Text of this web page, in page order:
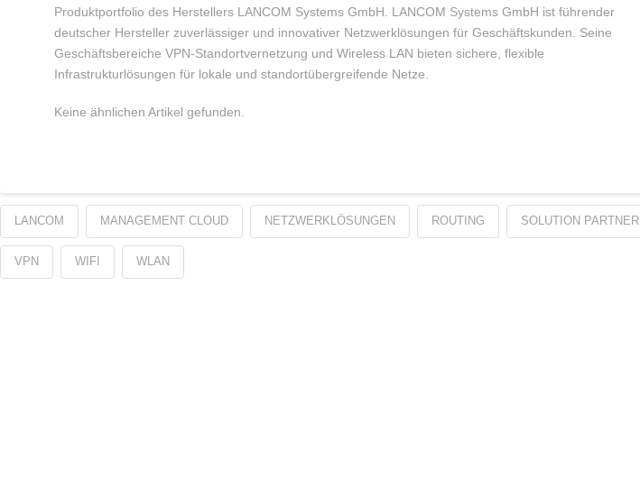
Produktportfolio des Herstellers LANCOM Systems GmbH. LANCOM Systems GmbH ist führender
deutscher Hersteller zuverlässiger und innovativer Netzwerklösungen für Geschäftskunden. Seine
Geschäftsbereiche VPN-Standortvernetzung und Wireless LAN bieten sichere, flexible
Infrastrukturlösungen für lokale und standortübergreifende Netze.
Keine ähnlichen Artikel gefunden.
LANCOM MANAGEMENT CLOUD NETZWERKLÖSUNGEN ROUTING SOLUTION PARTNER
VPN WIFI WLAN